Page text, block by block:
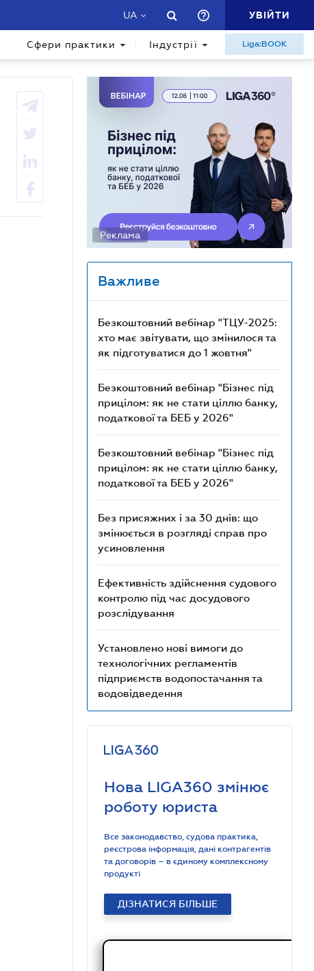
UA УВІЙТИ
Сфери практики Індустрії Liga:BOOK
Реклама
Важливе
Безкоштовний вебінар "ТЦУ-2025:
хто має звітувати, що змінилося та
як підготуватися до 1 жовтня"
Безкоштовний вебінар "Бізнес під
прицілом: як не стати ціллю банку,
податкової та БЕБ у 2026"
Безкоштовний вебінар "Бізнес під
прицілом: як не стати ціллю банку,
податкової та БЕБ у 2026"
Без присяжних і за 30 днів: що
змінюється в розгляді справ про
усиновлення
Ефективність здійснення судового
контролю під час досудового
розслідування
Установлено нові вимоги до
технологічних регламентів
підприємств водопостачання та
водовідведення
Нова LIGA360 змінює
роботу юриста
Все законодавство, судова практика,
реєстрова інформація, дані контрагентів
та договорів – в єдиному комплексному
продукті
ДІЗНАТИСЯ БІЛЬШЕ